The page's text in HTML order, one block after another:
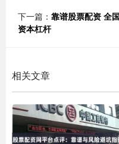
下一篇： 靠谱股票配资 全
资本杠杆
相关文章